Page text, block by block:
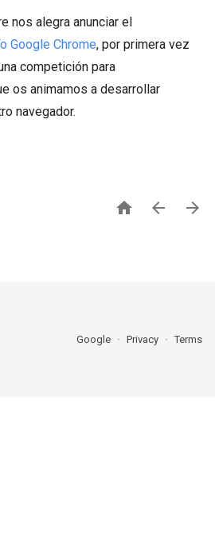
nos alegra anunciar el
Google Chrome, por primera vez
competición para
os animamos a desarrollar
navegador.
  
Google Privacy Terms